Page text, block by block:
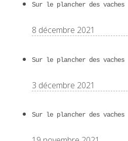
Sur le plancher des vaches
8 décembre 2021
Sur le plancher des vaches
3 décembre 2021
Sur le plancher des vaches